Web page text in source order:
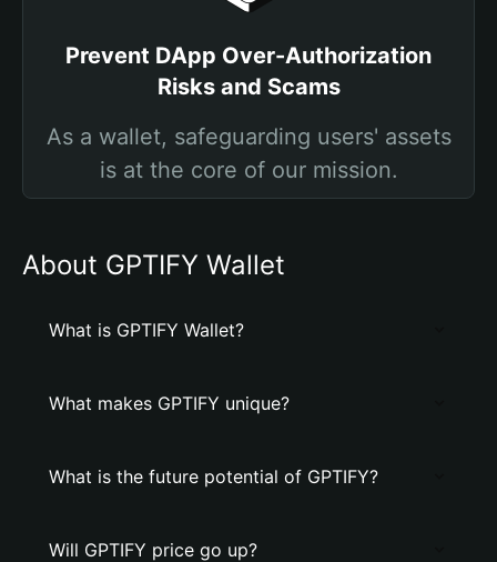
Prevent DApp Over-Authorization
Risks and Scams
As a wallet, safeguarding users' assets
is at the core of our mission.
About GPTIFY Wallet
What is GPTIFY Wallet?
What makes GPTIFY unique?
What is the future potential of GPTIFY?
Will GPTIFY price go up?